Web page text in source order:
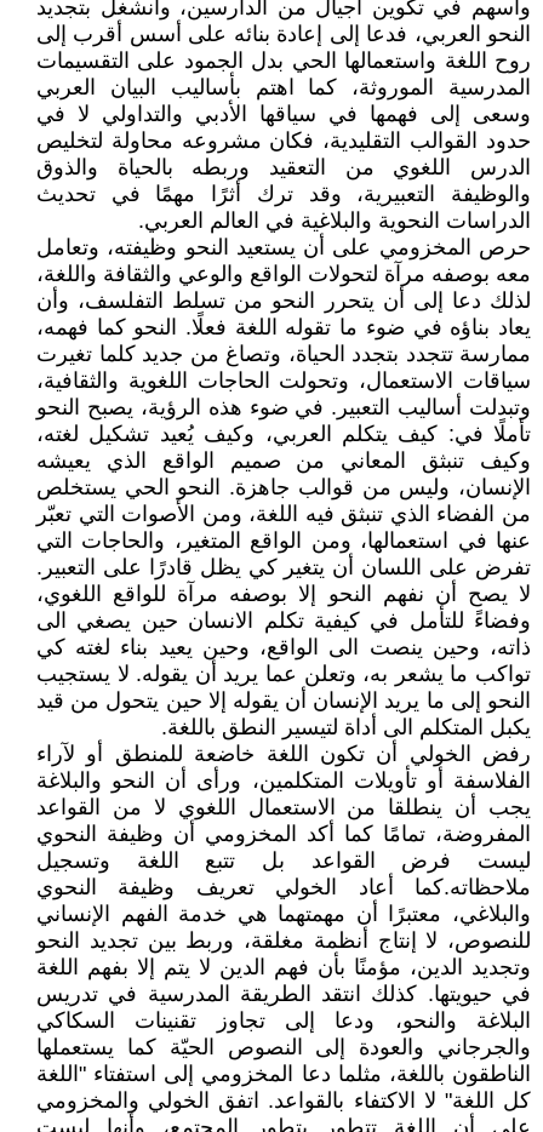
وأسهم في تكوين أجيال من الدارسين، وانشغل بتجديد
النحو العربي، فدعا إلى إعادة بنائه على أسس أقرب إلى
روح اللغة واستعمالها الحي بدل الجمود على التقسيمات
المدرسية الموروثة، كما اهتم بأساليب البيان العربي
وسعى إلى فهمها في سياقها الأدبي والتداولي لا في
حدود القوالب التقليدية، فكان مشروعه محاولة لتخليص
الدرس اللغوي من التعقيد وربطه بالحياة والذوق
والوظيفة التعبيرية، وقد ترك أثرًا مهمًا في تحديث
الدراسات النحوية والبلاغية في العالم العربي.
حرص المخزومي على أن يستعيد النحو وظيفته، وتعامل
معه بوصفه مرآة لتحولات الواقع والوعي والثقافة واللغة،
لذلك دعا إلى أن يتحرر النحو من تسلط التفلسف، وأن
يعاد بناؤه في ضوء ما تقوله اللغة فعلًا. النحو كما فهمه،
ممارسة تتجدد بتجدد الحياة، وتصاغ من جديد كلما تغيرت
سياقات الاستعمال، وتحولت الحاجات اللغوية والثقافية،
وتبدلت أساليب التعبير. في ضوء هذه الرؤية، يصبح النحو
تأملًا في: كيف يتكلم العربي، وكيف يُعيد تشكيل لغته،
وكيف تنبثق المعاني من صميم الواقع الذي يعيشه
الإنسان، وليس من قوالب جاهزة. النحو الحي يستخلص
من الفضاء الذي تنبثق فيه اللغة، ومن الأصوات التي تعبّر
عنها في استعمالها، ومن الواقع المتغير، والحاجات التي
تفرض على اللسان أن يتغير كي يظل قادرًا على التعبير.
لا يصح أن نفهم النحو إلا بوصفه مرآة للواقع اللغوي،
وفضاءً للتأمل في كيفية تكلم الانسان حين يصغي الى
ذاته، وحين ينصت الى الواقع، وحين يعيد بناء لغته كي
تواكب ما يشعر به، وتعلن عما يريد أن يقوله. لا يستجيب
النحو إلى ما يريد الإنسان أن يقوله إلا حين يتحول من قيد
يكبل المتكلم الى أداة لتيسير النطق باللغة.
رفض الخولي أن تكون اللغة خاضعة للمنطق أو لآراء
الفلاسفة أو تأويلات المتكلمين، ورأى أن النحو والبلاغة
يجب أن ينطلقا من الاستعمال اللغوي لا من القواعد
المفروضة، تمامًا كما أكد المخزومي أن وظيفة النحوي
ليست فرض القواعد بل تتبع اللغة وتسجيل
ملاحظاته.كما أعاد الخولي تعريف وظيفة النحوي
والبلاغي، معتبرًا أن مهمتهما هي خدمة الفهم الإنساني
للنصوص، لا إنتاج أنظمة مغلقة، وربط بين تجديد النحو
وتجديد الدين، مؤمنًا بأن فهم الدين لا يتم إلا بفهم اللغة
في حيويتها. كذلك انتقد الطريقة المدرسية في تدريس
البلاغة والنحو، ودعا إلى تجاوز تقنينات السكاكي
والجرجاني والعودة إلى النصوص الحيّة كما يستعملها
الناطقون باللغة، مثلما دعا المخزومي إلى استفتاء "اللغة
كل اللغة" لا الاكتفاء بالقواعد. اتفق الخولي والمخزومي